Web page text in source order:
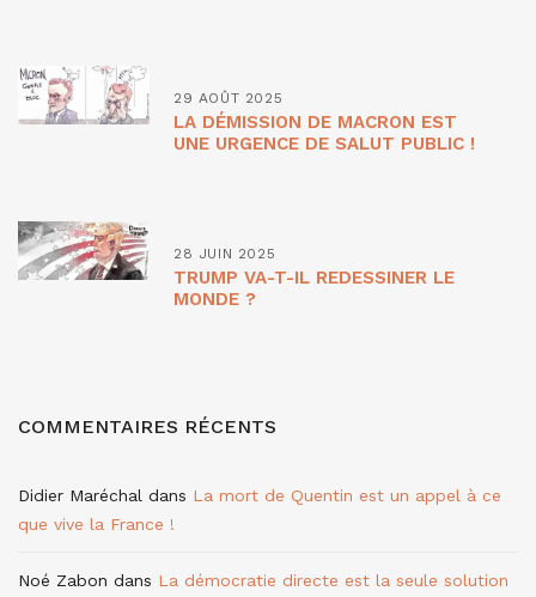
29 AOÛT 2025
LA DÉMISSION DE MACRON EST
UNE URGENCE DE SALUT PUBLIC !
28 JUIN 2025
TRUMP VA-T-IL REDESSINER LE
MONDE ?
COMMENTAIRES RÉCENTS
Didier Maréchal dans La mort de Quentin est un appel à ce
que vive la France !
Noé Zabon dans La démocratie directe est la seule solution